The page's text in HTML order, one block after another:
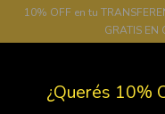
10% OFF en tu
GRATIS
¿Querés 10%